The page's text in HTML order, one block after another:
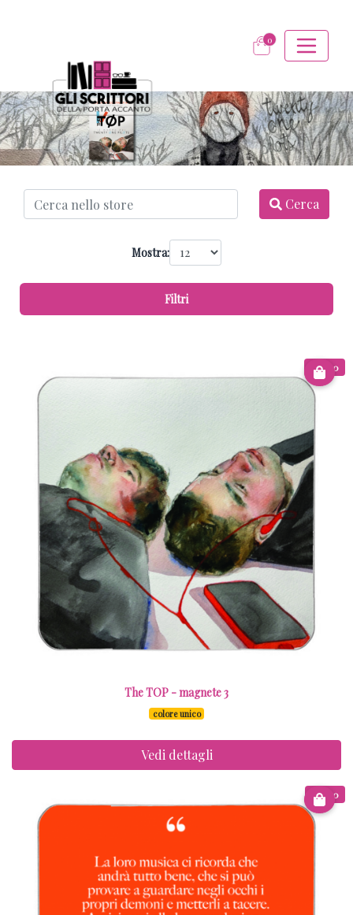
0
Cerca
€ 8.00
The TOP - magnete 3
colore unico
Vedi dettagli
€ 6.00
Mostra:
Filtri